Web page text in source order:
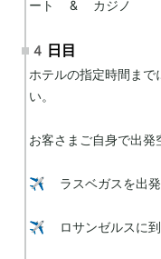
ート & カジノ
4日目
ホテルの指定時間まで
い。
お客さまご自身で出発
✈️ ラスベガスを
✈️ ロサンゼルス